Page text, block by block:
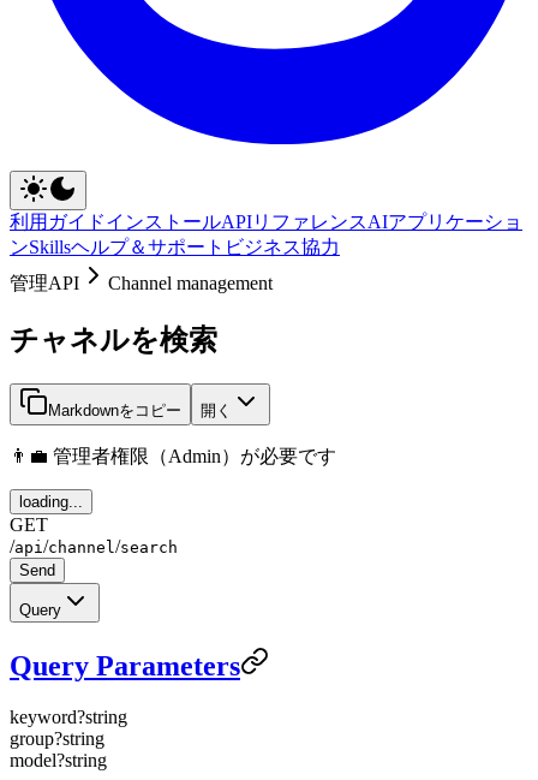
利用ガイドインストールAPIリファレンスAIアプリケーショ
ンSkillsヘルプ＆サポート ビジネス協力
管理API
Channel management
チャネルを検索
Markdownをコピー 開く
👨‍💼 管理者権限（Admin）が必要です
loading...
GET
/api /channel /search
Send
Query
Query Parameters
keyword?string
group?string
model?string